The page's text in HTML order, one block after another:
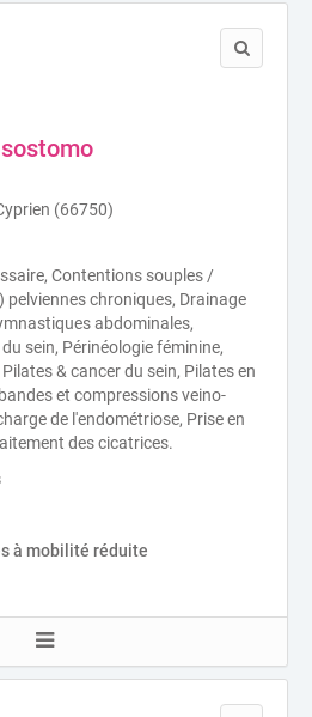
(66750)
Contentions souples /
pelviennes chroniques, Drainage
abdominales,
sein, Périnéologie féminine,
& cancer du sein, Pilates en
et compressions veino-
de l'endométriose, Prise en
des cicatrices.
à mobilité réduite